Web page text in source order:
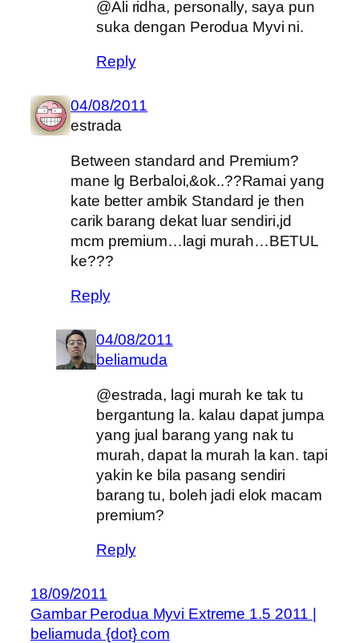
@Ali ridha, personally, saya pun
suka dengan Perodua Myvi ni.
Reply
04/08/2011
estrada
Between standard and Premium?
mane lg Berbaloi,&ok..??Ramai yang
kate better ambik Standard je then
carik barang dekat luar sendiri,jd
mcm premium…lagi murah…BETUL
ke???
Reply
04/08/2011
beliamuda
@estrada, lagi murah ke tak tu
bergantung la. kalau dapat jumpa
yang jual barang yang nak tu
murah, dapat la murah la kan. tapi
yakin ke bila pasang sendiri
barang tu, boleh jadi elok macam
premium?
Reply
18/09/2011
Gambar Perodua Myvi Extreme 1.5 2011 |
beliamuda {dot} com